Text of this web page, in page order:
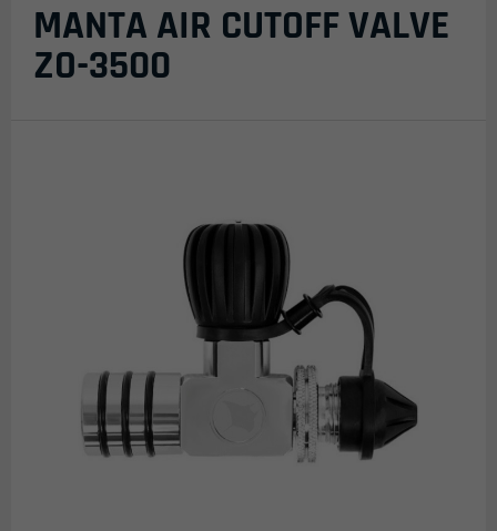
MANTA AIR CUTOFF VALVE
ZO-3500